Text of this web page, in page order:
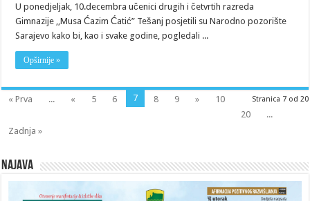
U ponedjeljak, 10.decembra učenici drugih i četvrtih razreda
Gimnazije ,,Musa Ćazim Ćatić” Tešanj posjetili su Narodno pozorište
Sarajevo kako bi, kao i svake godine, pogledali ...
Opširnije »
Stranica 7 od 20
« Prva ... « 5 6 7 8 9 »
10
20
...
Zadnja »
Najava